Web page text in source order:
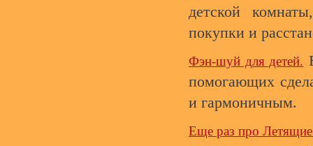
детской
покупки и
Фэн-шуй для детей.
помогающих
и гармоничным.
Еще раз про